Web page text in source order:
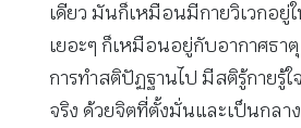
เดียว มันก็เหมือนมีกายวิเวกอยู่
เยอะๆ ก็เหมือนอยู่กับอากาศธา
การทำสติปัฏฐานไป มีสติรู้กายรู้
จริง ด้วยจิตที่ตั้งมั่นและเป็นกลาง